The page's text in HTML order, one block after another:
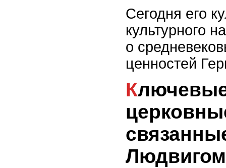
Сегодня его
культурного
о
ценностей
Ключевые даты и
Людвигом